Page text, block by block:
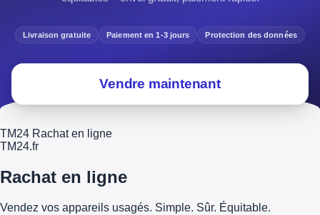
Livraison gratuite Paiement en 1-3 jours Protection des données
Vendre maintenant
TM24 Rachat en ligne
TM24.fr
Rachat en ligne
Vendez vos appareils usagés. Simple. Sûr. Équitable.